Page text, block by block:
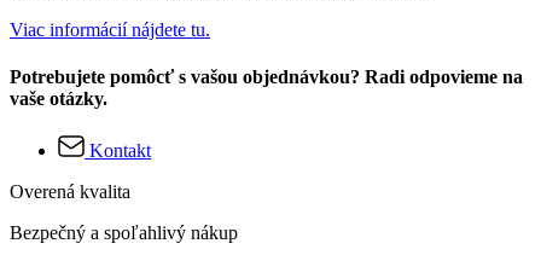
Viac informácií nájdete tu.
Potrebujete pomôcť s vašou objednávkou? Radi odpovieme na
vaše otázky.
Kontakt
Overená kvalita
Bezpečný a spoľahlivý nákup